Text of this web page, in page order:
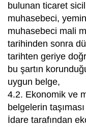
bulunan ticaret
muhasebeci,
muhasebeci mali
tarihinden sonra
tarihten geriye
bu şartın
uygun belge,
4.2. Ekonomik ve
belgelerin
İdare tarafından